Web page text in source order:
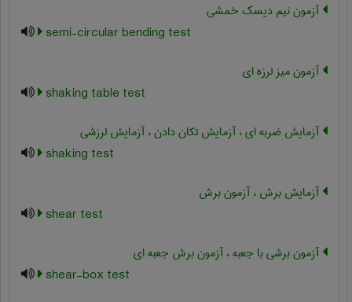
آزمون نیم دیسک خمشی
semi-circular bending test
آزمون میز لرزه ای
shaking table test
آزمایش ضربه ای ، آزمایش تکان دادن ، آزمایش لرزشی
shaking test
آزمایش برش ، آزمون برش
shear test
آزمون برشی با جعبه ، آزمون برش جعبه ای
shear-box test